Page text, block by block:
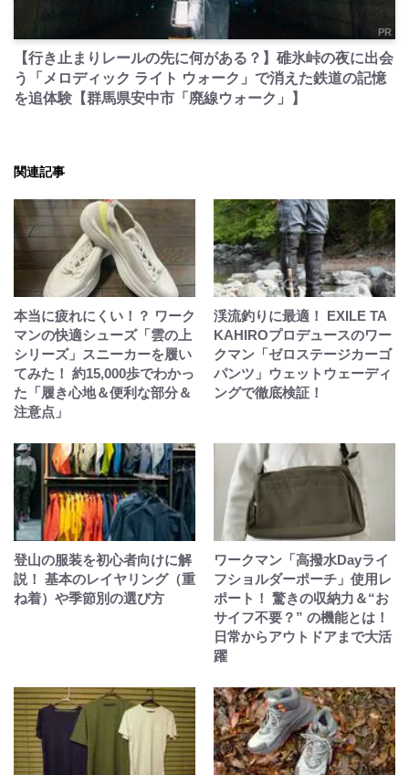
PR
【行き止まりレールの先に何がある？】碓氷峠の夜に出会
う「メロディック ライト ウォーク」で消えた鉄道の記憶
を追体験【群馬県安中市「廃線ウォーク」】
関連記事
本当に疲れにくい！？ ワーク
マンの快適シューズ「雲の上
シリーズ」スニーカーを履い
てみた！ 約15,000歩でわかっ
た「履き心地＆便利な部分＆
注意点」
渓流釣りに最適！ EXILE TA
KAHIROプロデュースのワー
クマン「ゼロステージカーゴ
パンツ」ウェットウェーディ
ングで徹底検証！
登山の服装を初心者向けに解
説！ 基本のレイヤリング（重
ね着）や季節別の選び方
ワークマン「高撥水Dayライ
フショルダーポーチ」使用レ
ポート！ 驚きの収納力＆“お
サイフ不要？” の機能とは！
日常からアウトドアまで大活
躍